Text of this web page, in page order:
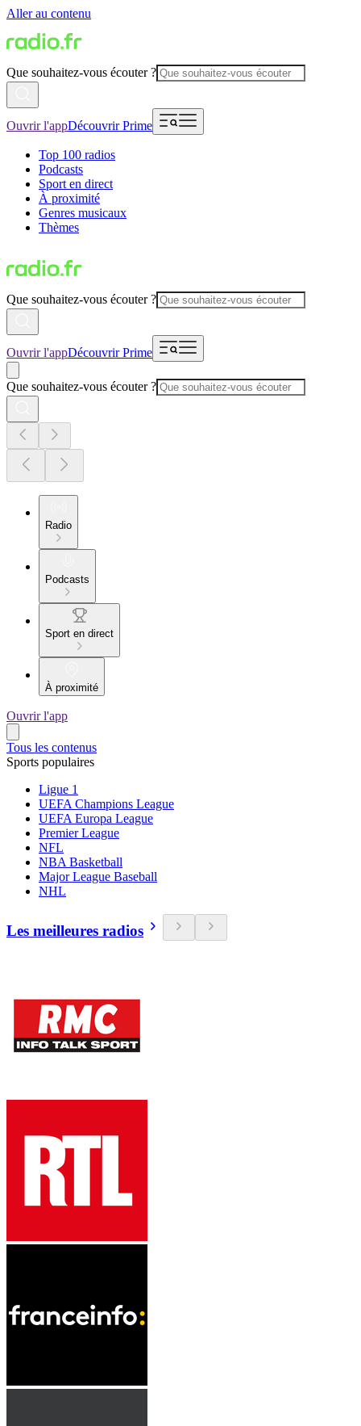
Aller au contenu
Que souhaitez-vous écouter ?
Ouvrir l'appDécouvrir Prime
Top 100 radios
Podcasts
Sport en direct
À proximité
Genres musicaux
Thèmes
Que souhaitez-vous écouter ?
Ouvrir l'appDécouvrir Prime
Que souhaitez-vous écouter ?
Radio
Podcasts
Sport en direct
À proximité
Ouvrir l'app
Tous les contenus
Sports populaires
Ligue 1
UEFA Champions League
UEFA Europa League
Premier League
NFL
NBA Basketball
Major League Baseball
NHL
Les meilleures radios